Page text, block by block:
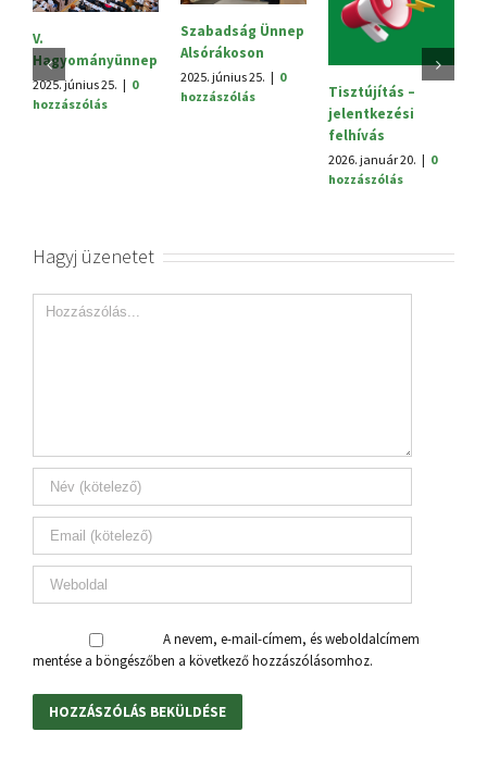
V.
Hagyományünnep
2025. június 25. | 0
hozzászólás
Szabadság Ünnep
Alsórákoson
2025. június 25. | 0
hozzászólás
Tisztújítás –
jelentkezési
felhívás
2026. január 20. | 0
hozzászólás
Hagyj üzenetet
A nevem, e-mail-címem, és weboldalcímem
mentése a böngészőben a következő hozzászólásomhoz.